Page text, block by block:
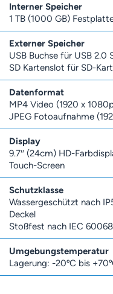
Interner Speicher
1 TB (1000 GB)
Externer Speicher
USB Buchse für USB 2.0
SD Kartenslot für SD-
Datenformat
MP4 Video (1920 x
JPEG Fotoaufnahme
Display
9.7″ (24cm) HD-
Touch-Screen
Schutzklasse
Wassergeschützt nach
Deckel
Stoßfest nach IEC
Umgebungstemperatur
Lagerung: -20ºC bis